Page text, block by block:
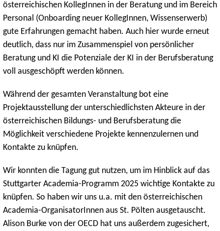
österreichischen KollegInnen in der Beratung und im Bereich
Personal (Onboarding neuer KollegInnen, Wissenserwerb)
gute Erfahrungen gemacht haben. Auch hier wurde erneut
deutlich, dass nur im Zusammenspiel von persönlicher
Beratung und KI die Potenziale der KI in der Berufsberatung
voll ausgeschöpft werden können.
Während der gesamten Veranstaltung bot eine
Projektausstellung der unterschiedlichsten Akteure in der
österreichischen Bildungs- und Berufsberatung die
Möglichkeit verschiedene Projekte kennenzulernen und
Kontakte zu knüpfen.
Wir konnten die Tagung gut nutzen, um im Hinblick auf das
Stuttgarter Academia-Programm 2025 wichtige Kontakte zu
knüpfen. So haben wir uns u.a. mit den österreichischen
Academia-OrganisatorInnen aus St. Pölten ausgetauscht.
Alison Burke von der OECD hat uns außerdem zugesichert,